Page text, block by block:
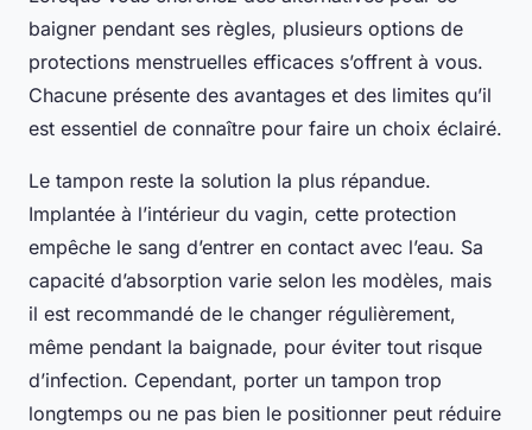
baigner pendant ses règles, plusieurs options de
protections menstruelles efficaces s’offrent à vous.
Chacune présente des avantages et des limites qu’il
est essentiel de connaître pour faire un choix éclairé.
Le tampon reste la solution la plus répandue.
Implantée à l’intérieur du vagin, cette protection
empêche le sang d’entrer en contact avec l’eau. Sa
capacité d’absorption varie selon les modèles, mais
il est recommandé de le changer régulièrement,
même pendant la baignade, pour éviter tout risque
d’infection. Cependant, porter un tampon trop
longtemps ou ne pas bien le positionner peut réduire